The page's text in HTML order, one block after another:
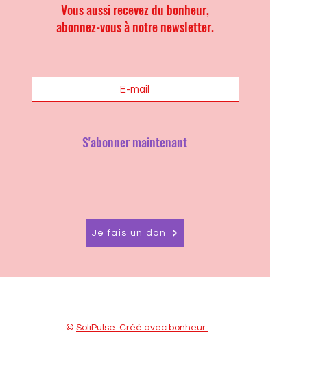
Vous aussi recevez du bonheur,
abonnez-vous à notre newsletter.
S'abonner maintenant
Je fais un don
©SoliPulse. Créé avec bonheur.